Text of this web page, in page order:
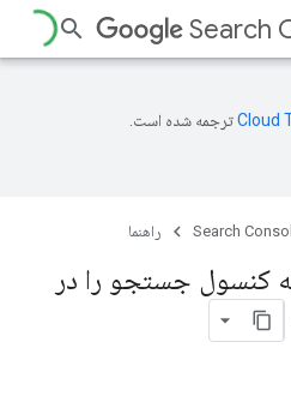
Search
ترجمه شده است.
Search راهنما
کنسول جستجو را در